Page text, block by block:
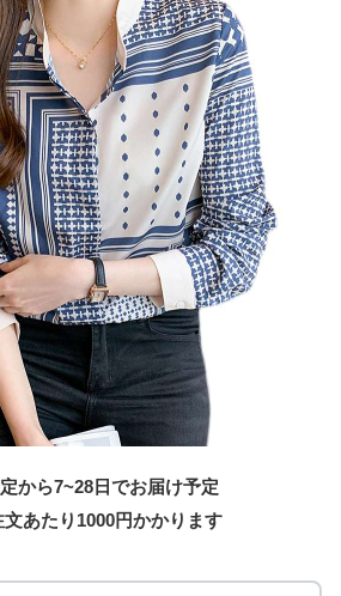
から7~28日でお届け予定
あたり 1000円かかります